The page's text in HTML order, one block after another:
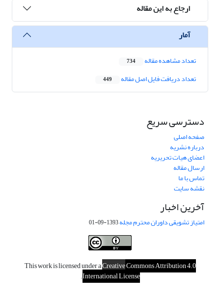
ارجاع به این مقاله
آمار
تعداد مشاهده مقاله 734
تعداد دریافت فایل اصل مقاله 449
دسترسی سریع
صفحه اصلی
درباره نشریه
اعضای هیات تحریریه
ارسال مقاله
تماس با ما
نقشه سایت
آخرین اخبار
امتیاز تشویقی داوران محترم مجله1393-09-01
This work is licensed under aCreativeCommons Attribution 4.0
International License
.